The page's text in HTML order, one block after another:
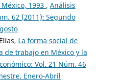
1993 , Análisis
62 (2011): Segundo
La forma social de
de trabajo en México y la
Vol. 21 Núm. 46
Enero-Abril